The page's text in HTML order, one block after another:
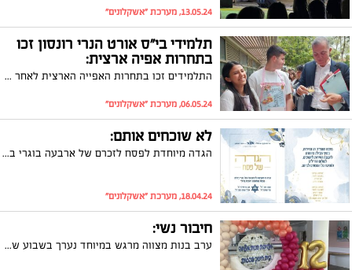
13.05.24, מערכת "אשקלונים"
תלמידי בי"ס אורט הנרי רונסון זכו
בתחרות אפיה ארצית:
התלמידים זכו בתחרות האפייה הארצית לאחר שהכינו טארט לימון על שולחן בצבע הצהוב לאות הזדהות עם החטופים.
06.05.24, מערכת "אשקלונים"
לא שוכחים אותם:
הגדה מיוחדת לפסח לזכרם של ארבעה בוגרי בית הספר שנפלו מאז 7.10
18.04.24, מערכת "אשקלונים"
חיבור נשי:
ערב בנות מצווה מרגש במיוחד נערך בשבוע שעבר בבית הספר פסגות באשקלון לבנות כיתה ו' יחד עם אמותיהן